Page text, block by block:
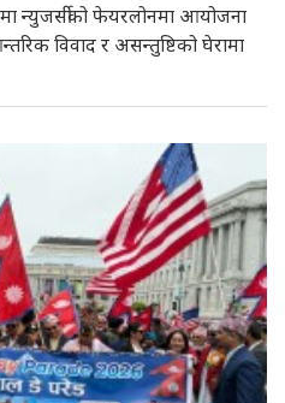
न्युजर्सीको फेयरलोनमा आयोजना
विवाद र असन्तुष्टिको घेरामा